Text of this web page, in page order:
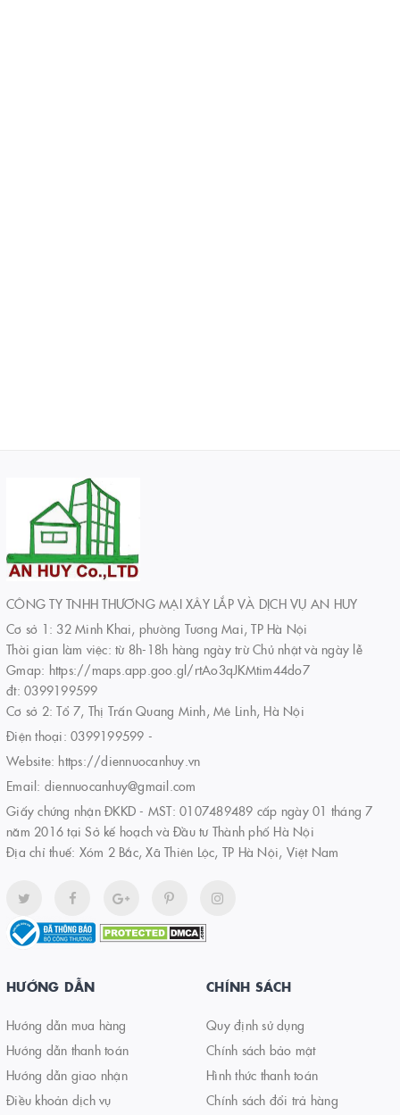
CÔNG TY TNHH THƯƠNG MẠI XÂY LẮP VÀ DỊCH VỤ AN HUY
Cơ sở 1: 32 Minh Khai, phường Tương Mai, TP Hà Nội
Thời gian làm việc: từ 8h-18h hàng ngày trừ Chủ nhật và ngày lễ
Gmap: https://maps.app.goo.gl/rtAo3qJKMtim44do7
đt: 0399199599
Cơ sở 2: Tổ 7, Thị Trấn Quang Minh, Mê Linh, Hà Nội
Điện thoại: 0399199599 -
Website: https://diennuocanhuy.vn
Email: diennuocanhuy@gmail.com
Giấy chứng nhận ĐKKD - MST: 0107489489 cấp ngày 01 tháng 7
năm 2016 tại Sở kế hoạch và Đầu tư Thành phố Hà Nội
Địa chỉ thuế: Xóm 2 Bắc, Xã Thiên Lộc, TP Hà Nội, Việt Nam
HƯỚNG DẪN
Hướng dẫn mua hàng
Hướng dẫn thanh toán
Hướng dẫn giao nhận
Điều khoản dịch vụ
CHÍNH SÁCH
Quy định sử dụng
Chính sách bảo mật
Hình thức thanh toán
Chính sách đổi trả hàng